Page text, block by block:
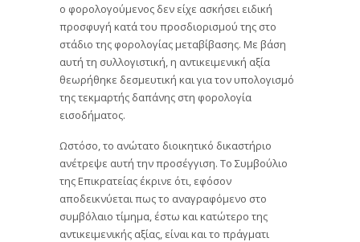
ο φορολογούμενος δεν είχε ασκήσει ειδική
προσφυγή κατά του προσδιορισμού της στο
στάδιο της φορολογίας μεταβίβασης. Με βάση
αυτή τη συλλογιστική, η αντικειμενική αξία
θεωρήθηκε δεσμευτική και για τον υπολογισμό
της τεκμαρτής δαπάνης στη φορολογία
εισοδήματος.
Ωστόσο, το ανώτατο διοικητικό δικαστήριο
ανέτρεψε αυτή την προσέγγιση. Το Συμβούλιο
της Επικρατείας έκρινε ότι, εφόσον
αποδεικνύεται πως το αναγραφόμενο στο
συμβόλαιο τίμημα, έστω και κατώτερο της
αντικειμενικής αξίας, είναι και το πράγματι